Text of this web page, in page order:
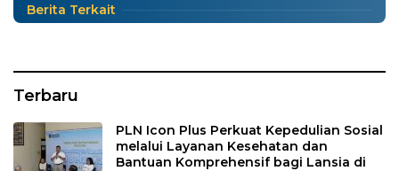
Berita Terkait
Terbaru
PLN Icon Plus Perkuat Kepedulian Sosial
melalui Layanan Kesehatan dan
Bantuan Komprehensif bagi Lansia di